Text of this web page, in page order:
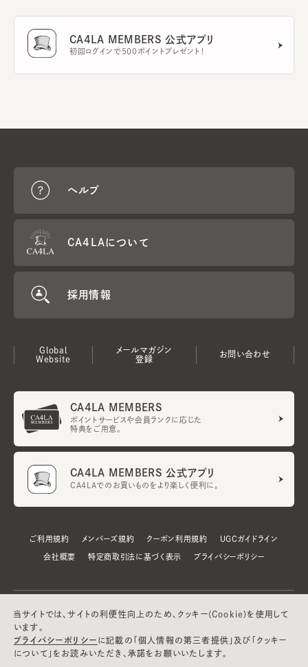
CA4LA MEMBERS 公式アプリ
初回ログインで500ポイントプレゼント！
ヘルプ
CA4LAについて
採用情報
Global
Website
メールマガジン
登録
お問い合わせ
CA4LA MEMBERS
ポイントサービスや会員ランクに応じた
特典をご用意。
CA4LA MEMBERS 公式アプリ
CA4LAでのお買いものをより楽しく便利に。
ご利用規約 メンバーズ規約 クーポン利用規約 UGCガイドライン
会社概要 特定商取引法に基づく表示 プライバシーポリシー
当サイトでは、サイトの利便性向上のため、クッキー(Cookie)を使用して
います。
プライバシーポリシー に記載の「個人情報の第三者提供」及び「クッキー
について」をお読みいただき、承諾をお願いいたします。